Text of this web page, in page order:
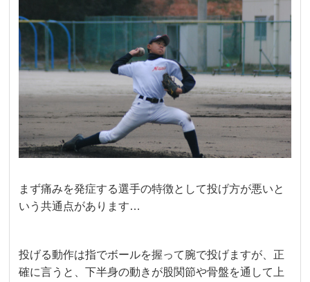
まず痛みを発症する選手の特徴として投げ方が悪いと
いう共通点があります…
投げる動作は指でボールを握って腕で投げますが、正
確に言うと、下半身の動きが股関節や骨盤を通して上